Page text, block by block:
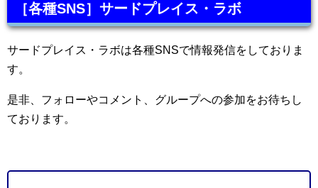
［各種SNS］サードプレイス・ラボ
サードプレイス・ラボは各種SNSで情報発信をしておりま
す。
是非、フォローやコメント、グループへの参加をお待ちし
ております。